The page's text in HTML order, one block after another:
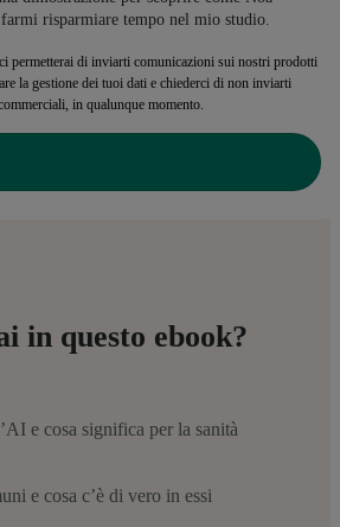
risparmiare tempo nel mio studio.
permetterai di inviarti comunicazioni sui nostri prodotti
la gestione dei tuoi dati e chiederci di non inviarti
in qualunque momento.
in questo ebook?
e cosa significa per la sanità
e cosa c’è di vero in essi